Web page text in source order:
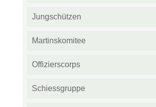
Jungschützen
Martinskomitee
Offizierscorps
Schiessgruppe